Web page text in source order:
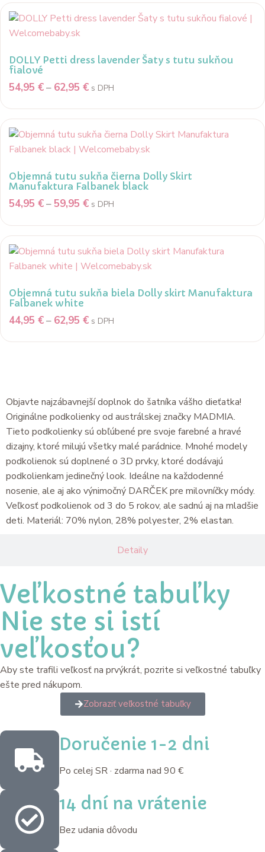
DOLLY Petti dress lavender Šaty s tutu sukňou
fialové
54,95 €– 62,95 € s DPH
Objemná tutu sukňa čierna Dolly Skirt
Manufaktura Falbanek black
54,95 €– 59,95 € s DPH
Objemná tutu sukňa biela Dolly skirt Manufaktura
Falbanek white
44,95 €– 62,95 € s DPH
Detaily
Objavte najzábavnejší doplnok do šatníka vášho dieťatka!
Originálne podkolienky od austrálskej značky MADMIA.
Tieto podkolienky sú obľúbené pre svoje farebné a hravé
dizajny, ktoré milujú všetky malé parádnice. Mnohé modely
podkolienok sú doplnené o 3D prvky, ktoré dodávajú
podkolienkam jedinečný look. Ideálne na každodenné
nosenie, ale aj ako výnimočný DARČEK pre milovníčky módy.
Veľkosť podkolienok od 3 do 5 rokov, ale sadnú aj na mladšie
deti. Materiál: 70% nylon, 28% polyester, 2% elastan.
Veľkostné tabuľky
Nie ste si istí
veľkosťou?
Aby ste trafili veľkosť na prvýkrát, pozrite si veľkostné tabuľky
ešte pred nákupom.
Zobraziť veľkostné tabuľky
Doručenie 1-2 dni
Po celej SR · zdarma nad 90 €
14 dní na vrátenie
Bez udania dôvodu